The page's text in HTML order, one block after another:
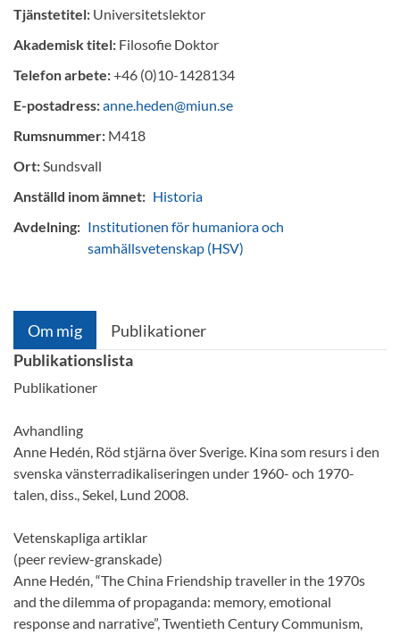
Tjänstetitel: Universitetslektor
Akademisk titel: Filosofie Doktor
Telefon arbete:+46 (0)10-1428134
E-postadress:anne.heden@miun.se
Rumsnummer: M418
Ort:Sundsvall
Anställd inom ämnet: Historia
Avdelning: Institutionen för humaniora och
samhällsvetenskap (HSV)
Om mig
Publikationer
Publikationslista
Publikationer
Avhandling
Anne Hedén, Röd stjärna över Sverige. Kina som resurs i den
svenska vänsterradikaliseringen under 1960- och 1970-
talen, diss., Sekel, Lund 2008.
Vetenskapliga artiklar
(peer review-granskade)
Anne Hedén, “The China Friendship traveller in the 1970s
and the dilemma of propaganda: memory, emotional
response and narrative”, Twentieth Century Communism,